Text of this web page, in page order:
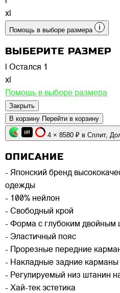
xl
Помощь в выборе размера
ВЫБЕРИТЕ РАЗМЕР
l Остался 1
xl
Помощь в выборе размера
Закрыть
В корзину Перейти в корзину
4 ×
ОПИСАНИЕ
- Японский бренд
одежды
- 100% нейлон
- Свободный крой
- Форма с глубоким двойным
- Эластичный пояс
- Прорезные передние
- Накладные задние карманы
- Регулируемый низ штанин
- Хай-тек эстетика